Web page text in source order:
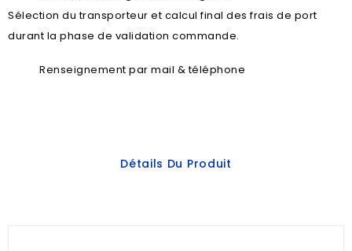
Sélection du transporteur et calcul final des frais de port
durant la phase de validation commande.
Renseignement par mail & téléphone
Détails Du Produit